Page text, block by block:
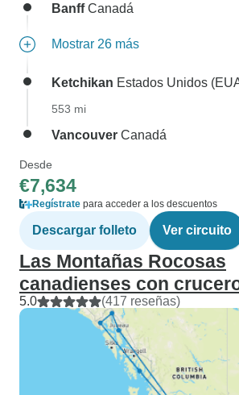
BanffCanadá
Mostrar 26 más
Ketchikan Estados Unidos
553 mi
Vancouver Canadá
Desde
€7,634
Regístrate para acceder a los descuentos
Descargar folleto Ver circuito
Las Montañas Rocosas
canadienses con
5.0 (417 reseñas)